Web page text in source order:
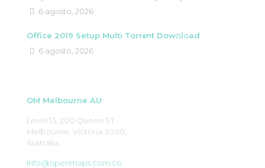
6 agosto, 2026
Office 2019 Setup Multi Torr𝐞nt Dow𝚗l𝚘аd
6 agosto, 2026
OM Melbourne AU
Level 13, 200 Queen ST
Melbourne, Victoria 3000,
Australia
Info@openmaps.com.co